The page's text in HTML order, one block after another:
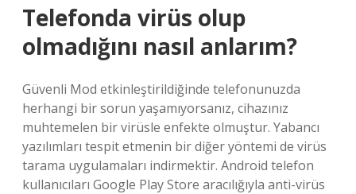
Telefonda virüs olup
olmadığını nasıl anlarım?
Güvenli Mod etkinleştirildiğinde telefonunuzda
herhangi bir sorun yaşamıyorsanız, cihazınız
muhtemelen bir virüsle enfekte olmuştur. Yabancı
yazılımları tespit etmenin bir diğer yöntemi de virüs
tarama uygulamaları indirmektir. Android telefon
kullanıcıları Google Play Store aracılığıyla anti-virüs